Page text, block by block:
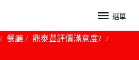
選單
餐廳 鼎泰豐評價滿意度?